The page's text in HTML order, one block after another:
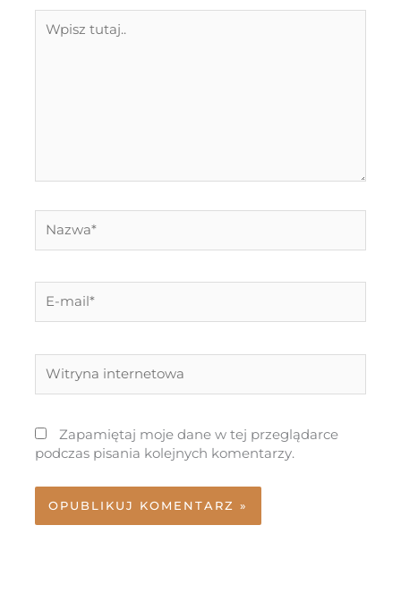
tutaj..
mail*
internetowa
Zapamiętaj moje dane w tej przeglądarce
podczas pisania kolejnych komentarzy.